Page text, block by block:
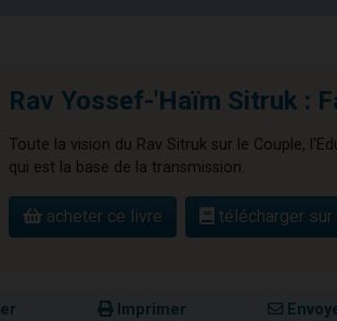
Rav Yossef-'Haïm Sitruk :
Toute la vision du Rav Sitruk sur le Couple,
qui est la base de la transmission.
acheter ce livre télécharger sur
Imprimer